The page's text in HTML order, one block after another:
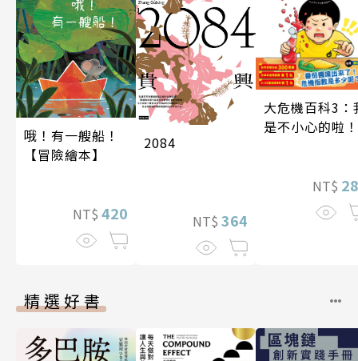
哦！有一艘船！
【冒險繪本】
NT$ 420
2084
NT$ 364
大危機百科3：
是不小心的啦！
NT$
精選好書